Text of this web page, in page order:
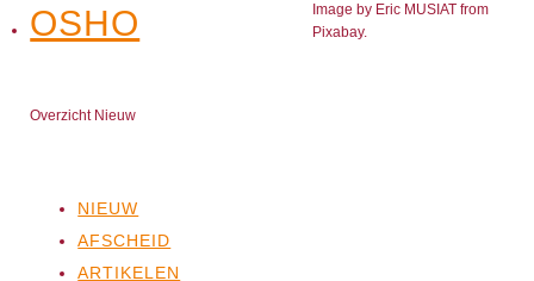
OSHOOSHO MEDITATIE
Image by Eric MUSIAT from
Pixabay.
Overzicht Nieuw
NIEUW
AFSCHEID
ARTIKELEN